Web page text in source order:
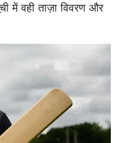
में वही ताज़ा विवरण और